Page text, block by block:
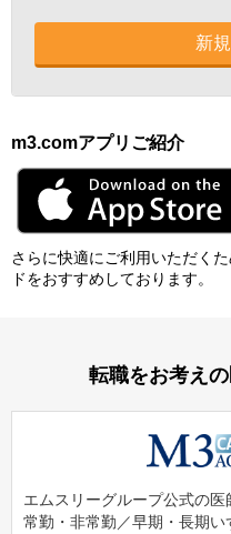
新
m3.comアプリご紹介
さらに快適にご利⽤いただく
ドをおすすめしております。
転職をお考え
エムスリーグループ公式の医
常勤・非常勤／早期・長期い